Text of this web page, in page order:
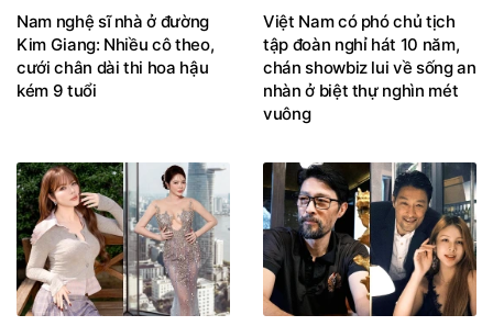
Nam nghệ sĩ nhà ở đường
Kim Giang: Nhiều cô theo,
cưới chân dài thi hoa hậu
kém 9 tuổi
Việt Nam có phó chủ tịch
tập đoàn nghỉ hát 10 năm,
chán showbiz lui về sống an
nhàn ở biệt thự nghìn mét
vuông